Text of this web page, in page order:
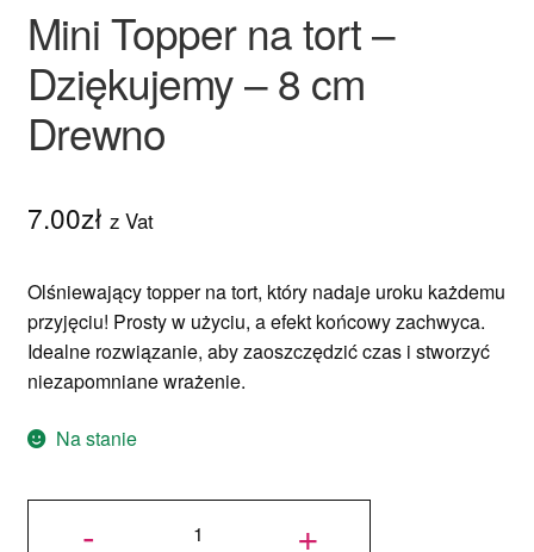
Mini Topper na tort –
Dziękujemy – 8 cm
Drewno
7.00zł z Vat
Olśniewający topper na tort, który nadaje uroku każdemu
przyjęciu! Prosty w użyciu, a efekt końcowy zachwyca.
Idealne rozwiązanie, aby zaoszczędzić czas i stworzyć
niezapomniane wrażenie.
Na stanie
-
ilość Mini
Dziękujemy +